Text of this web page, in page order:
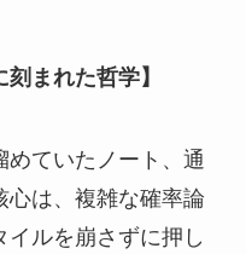
まれた哲学】
ていたノート、通
心は、複雑な確率論
ルを崩さずに押し